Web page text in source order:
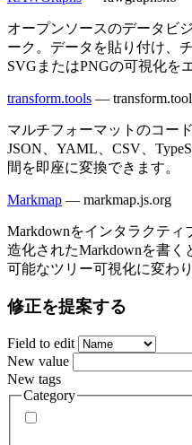
オープンソースのデータビ
ーク。データを貼り付け、
SVGまたはPNGの可視化を
transform.tools —
マルチフォーマットのコー
JSON、YAML、CSV、
間を即座に変換できます。
Markmap — markmap.js.org
Markdownをインタラクテ
造化されたMarkdownを書
可能なツリー可視化に変わり
修正を提案する
Field to edit
New value
New tags
Category